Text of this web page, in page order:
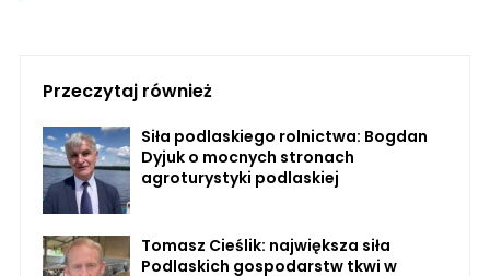
Przeczytaj również
Siła podlaskiego rolnictwa: Bogdan
Dyjuk o mocnych stronach
agroturystyki podlaskiej
Tomasz Cieślik: największa siła
Podlaskich gospodarstw tkwi w